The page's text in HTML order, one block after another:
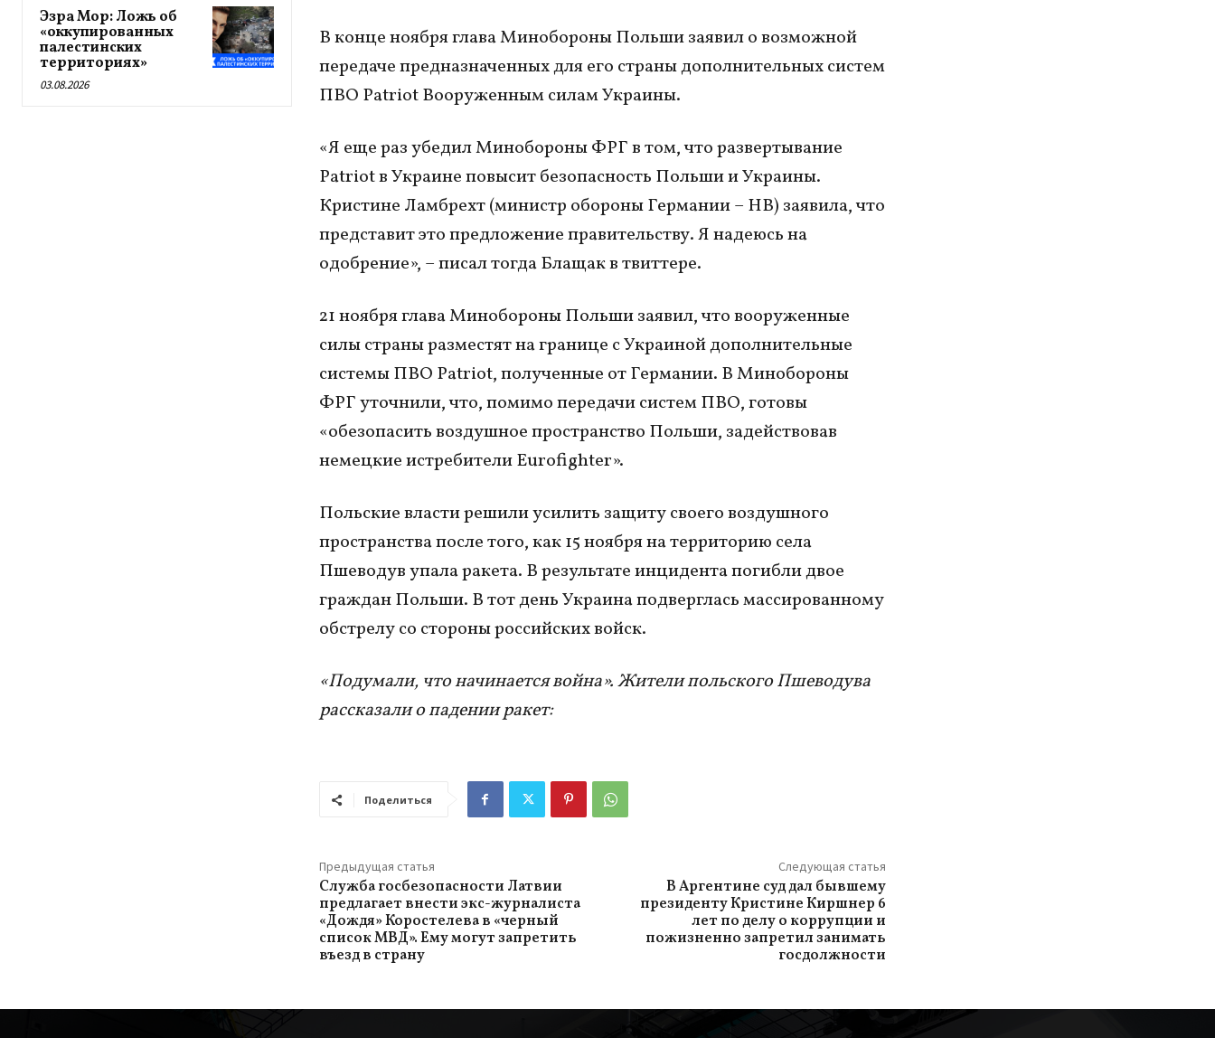
Эзра Мор: Ложь об
«оккупированных
палестинских
территориях»
03.08.2026
В конце ноября глава Минобороны Польши заявил о возможной
передаче предназначенных для его страны дополнительных систем
ПВО Patriot Вооруженным силам Украины.
«Я еще раз убедил Минобороны ФРГ в том, что развертывание
Patriot в Украине повысит безопасность Польши и Украины.
Кристине Ламбрехт (министр обороны Германии – НВ) заявила, что
представит это предложение правительству. Я надеюсь на
одобрение», – писал тогда Блащак в твиттере.
21 ноября глава Минобороны Польши заявил, что вооруженные
силы страны разместят на границе с Украиной дополнительные
системы ПВО Patriot, полученные от Германии. В Минобороны
ФРГ уточнили, что, помимо передачи систем ПВО, готовы
«обезопасить воздушное пространство Польши, задействовав
немецкие истребители Eurofighter».
Польские власти решили усилить защиту своего воздушного
пространства после того, как 15 ноября на территорию села
Пшеводув упала ракета. В результате инцидента погибли двое
граждан Польши. В тот день Украина подверглась массированному
обстрелу со стороны российских войск.
«Подумали, что начинается война». Жители польского Пшеводува
рассказали о падении ракет:
Поделиться
Предыдущая статья
Служба госбезопасности Латвии
предлагает внести экс-журналиста
«Дождя» Коростелева в «черный
список МВД». Ему могут запретить
въезд в страну
Следующая статья
В Аргентине суд дал бывшему
президенту Кристине Киршнер 6
лет по делу о коррупции и
пожизненно запретил занимать
госдолжности